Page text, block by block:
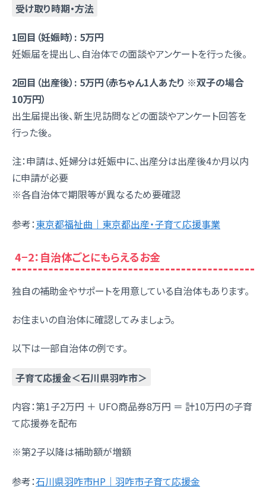
受け取り時期・方法
1回目（妊娠時）: 5万円
妊娠届を提出し、自治体での面談やアンケートを行った後。
2回目（出産後）: 5万円（赤ちゃん1人あたり ※双子の場合
10万円）
出生届提出後、新生児訪問などの面談やアンケート回答を
行った後。
注：申請は、妊婦分は妊娠中に、出産分は出産後4か月以内
に申請が必要
※各自治体で期限等が異なるため要確認
参考：東京都福祉曲｜東京都出産・子育て応援事業
4−2：自治体ごとにもらえるお金
独自の補助金やサポートを用意している自治体もあります。
お住まいの自治体に確認してみましょう。
以下は一部自治体の例です。
子育て応援金＜石川県羽咋市＞
内容：第1子2万円 ＋ UFO商品券8万円 ＝ 計10万円の子育
て応援券を配布
※第2子以降は補助額が増額
参考：石川県羽咋市HP｜羽咋市子育て応援金